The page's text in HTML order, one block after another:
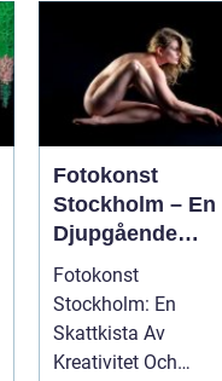
Fotokonst
Stockholm – En
Djupgående
Översikt
Fotokonst
Stockholm: En
Skattkista Av
Kreativitet Och